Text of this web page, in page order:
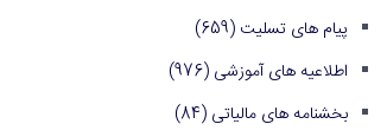
پیام های تسلیت (659)
اطلاعیه های آموزشی (976)
بخشنامه های مالیاتی (84)